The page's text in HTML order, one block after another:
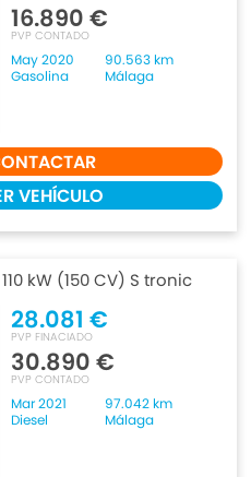
16.890 €
PVP CONTADO
May 2020
90.563 km
Gasolina
Málaga
VEHÍCULO
kW (150 CV) S tronic
28.081 €
PVP FINACIADO
30.890 €
PVP CONTADO
Mar 2021
97.042 km
Diesel
Málaga